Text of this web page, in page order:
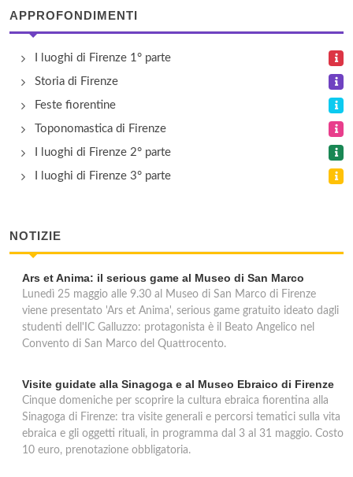
APPROFONDIMENTI
I luoghi di Firenze 1° parte
Storia di Firenze
Feste fiorentine
Toponomastica di Firenze
I luoghi di Firenze 2° parte
I luoghi di Firenze 3° parte
NOTIZIE
Ars et Anima: il serious game al Museo di San Marco
Lunedì 25 maggio alle 9.30 al Museo di San Marco di Firenze
viene presentato 'Ars et Anima', serious game gratuito ideato dagli
studenti dell'IC Galluzzo: protagonista è il Beato Angelico nel
Convento di San Marco del Quattrocento.
Visite guidate alla Sinagoga e al Museo Ebraico di Firenze
Cinque domeniche per scoprire la cultura ebraica fiorentina alla
Sinagoga di Firenze: tra visite generali e percorsi tematici sulla vita
ebraica e gli oggetti rituali, in programma dal 3 al 31 maggio. Costo
10 euro, prenotazione obbligatoria.